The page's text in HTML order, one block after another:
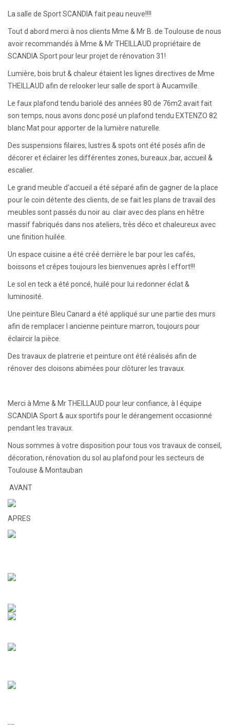
La salle de Sport SCANDIA fait peau neuve!!!!
Tout d abord merci à nos clients Mme & Mr B. de Toulouse de nous
avoir recommandés à Mme & Mr THEILLAUD propriétaire de
SCANDIA Sport pour leur projet de rénovation 31!
Lumière, bois brut & chaleur étaient les lignes directives de Mme
THEILLAUD afin de relooker leur salle de sport à Aucamville.
Le faux plafond tendu bariolé des années 80 de 76m2 avait fait
son temps, nous avons donc posé un plafond tendu EXTENZO 82
blanc Mat pour apporter de la lumière naturelle.
Des suspensions filaires, lustres & spots ont été posés afin de
décorer et éclairer les différentes zones, bureaux ,bar, accueil &
escalier.
Le grand meuble d'accueil a été séparé afin de gagner de la place
pour le coin détente des clients, de se fait les plans de travail des
meubles sont passés du noir au clair avec des plans en hêtre
massif fabriqués dans nos ateliers, très déco et chaleureux avec
une finition huilée.
Un espace cuisine a été créé derrière le bar pour les cafés,
boissons et crêpes toujours les bienvenues après l effort!!!
Le sol en teck a été poncé, huilé pour lui redonner éclat &
luminosité.
Une peinture Bleu Canard a été appliqué sur une partie des murs
afin de remplacer l ancienne peinture marron, toujours pour
éclaircir la pièce.
Des travaux de platrerie et peinture ont été réalisés afin de
rénover des cloisons abimées pour clôturer les travaux.
Merci à Mme & Mr THEILLAUD pour leur confiance, à l équipe
SCANDIA Sport & aux sportifs pour le dérangement occasionné
pendant les travaux.
Nous sommes à votre disposition pour tous vos travaux de conseil,
décoration, rénovation du sol au plafond pour les secteurs de
Toulouse & Montauban
AVANT
APRES